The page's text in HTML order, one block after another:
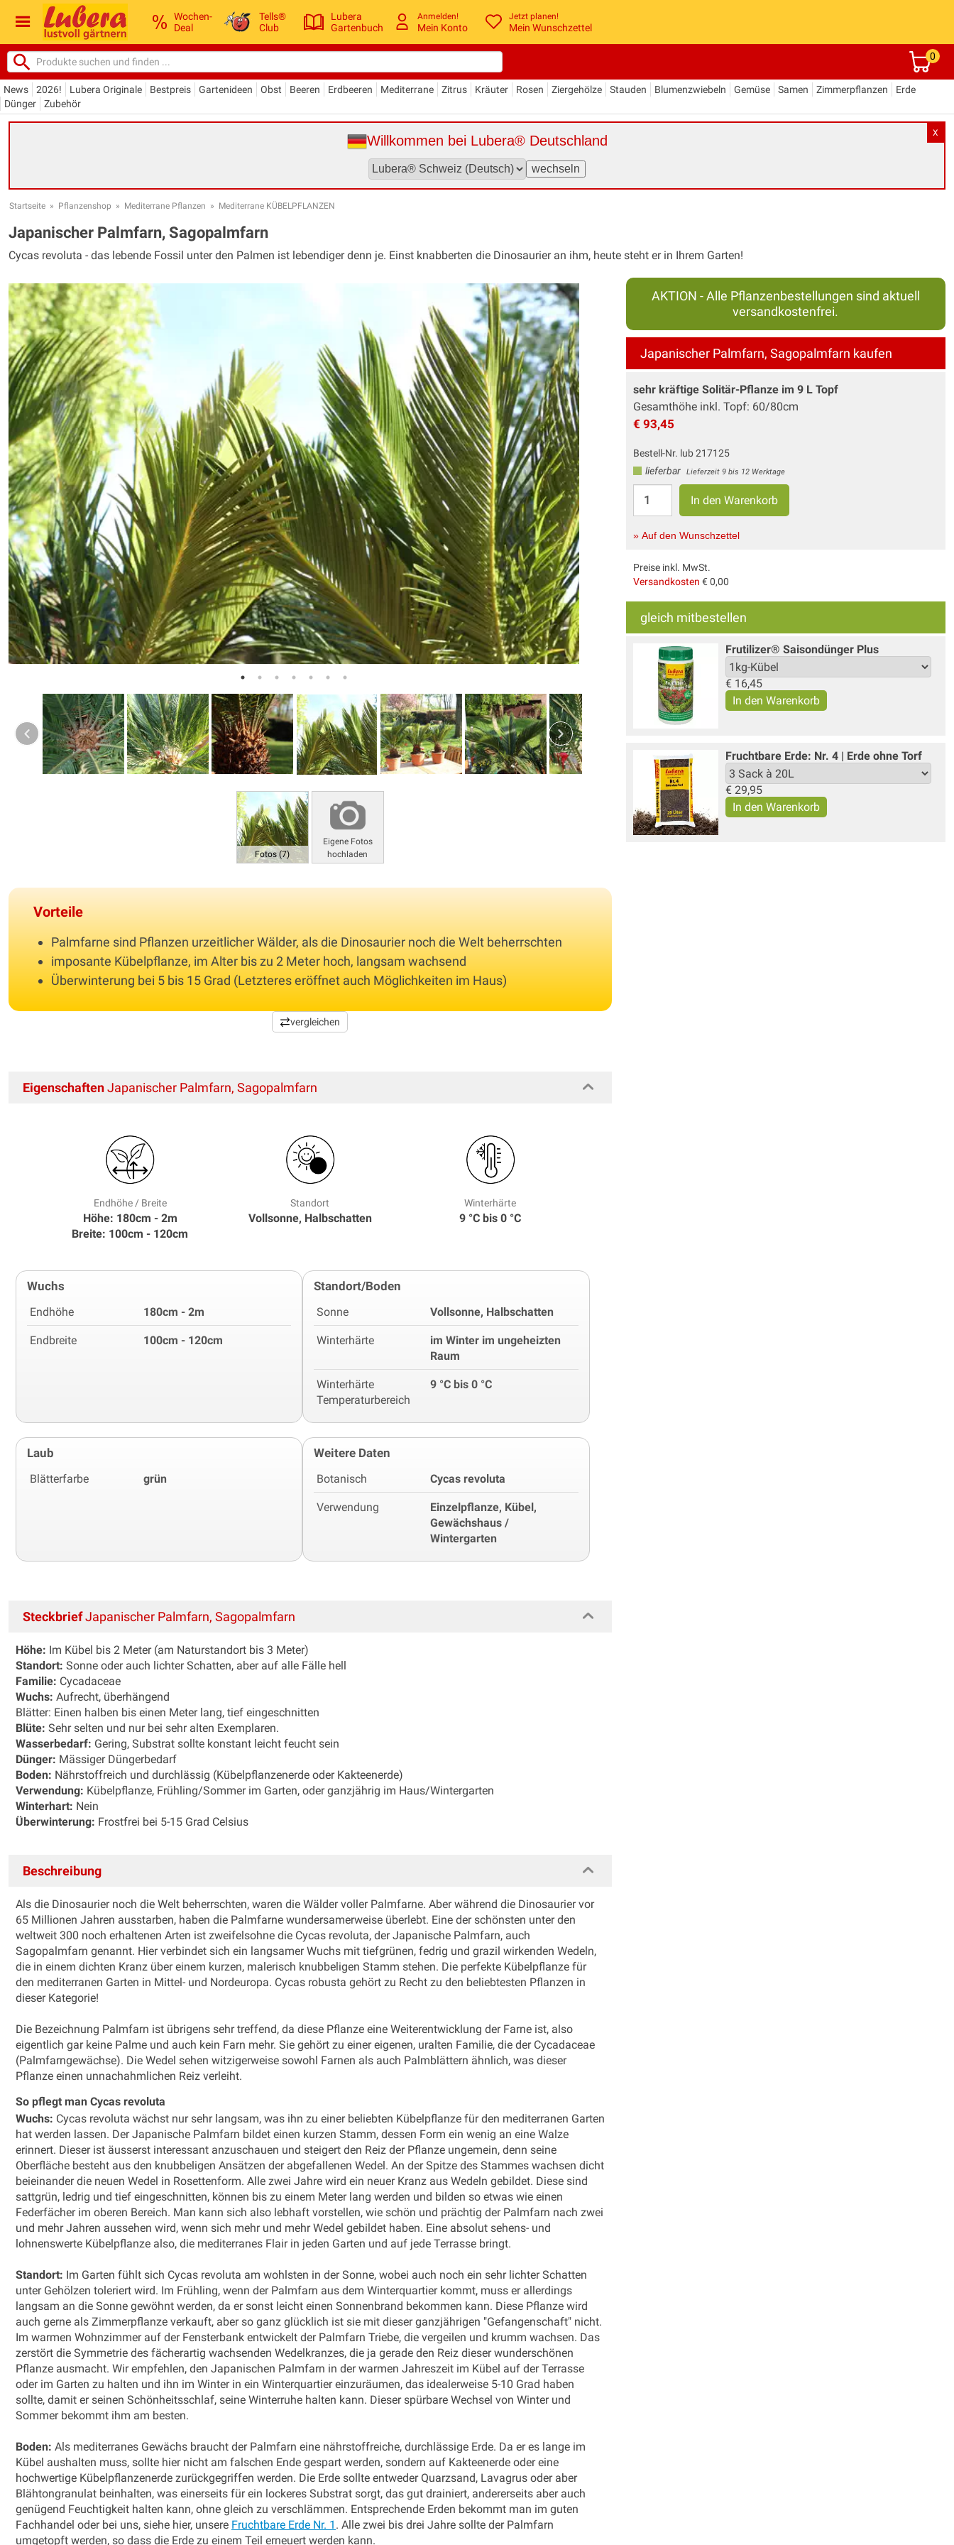
Wochen-
Deal
Tells®
Club
Lubera
Gartenbuch
Anmelden!
Mein Konto
Jetzt planen!
Mein Wunschzettel
0
News 2026! Lubera Originale Bestpreis Gartenideen Obst Beeren Erdbeeren Mediterrane Zitrus Kräuter Rosen Ziergehölze Stauden Blumenzwiebeln Gemüse Samen Zimmerpflanzen
Erde
Dünger
Zubehör
X
Willkommen bei Lubera® Deutschland
Startseite » Pflanzenshop » Mediterrane Pflanzen » Mediterrane KÜBELPFLANZEN
Japanischer Palmfarn, Sagopalmfarn
Cycas revoluta - das lebende Fossil unter den Palmen ist lebendiger denn je. Einst knabberten die Dinosaurier an ihm, heute steht er in Ihrem Garten!
Fotos (7)
Eigene Fotos
hochladen
Vorteile
Palmfarne sind Pflanzen urzeitlicher Wälder, als die Dinosaurier noch die Welt beherrschten
imposante Kübelpflanze, im Alter bis zu 2 Meter hoch, langsam wachsend
Überwinterung bei 5 bis 15 Grad (Letzteres eröffnet auch Möglichkeiten im Haus)
vergleichen
AKTION - Alle Pflanzenbestellungen sind aktuell
versandkostenfrei.
Japanischer Palmfarn, Sagopalmfarn kaufen
sehr kräftige Solitär-Pflanze im 9 L Topf
Gesamthöhe inkl. Topf: 60/80cm
€ 93,45
Bestell-Nr. lub 217125
lieferbar
Lieferzeit 9 bis 12 Werktage
» Auf den Wunschzettel
Preise inkl. MwSt.
Versandkosten € 0,00
gleich mitbestellen
Frutilizer® Saisondünger Plus
€ 16,45
Fruchtbare Erde: Nr. 4 | Erde ohne Torf
€ 29,95
EigenschaftenJapanischer Palmfarn, Sagopalmfarn
Endhöhe / Breite
Höhe: 180cm - 2m
Breite: 100cm - 120cm
Standort
Vollsonne, Halbschatten
Winterhärte
9 °C bis 0 °C
Wuchs
Endhöhe 180cm - 2m
Endbreite 100cm - 120cm
Standort/Boden
Sonne Vollsonne, Halbschatten
Winterhärte
im Winter im ungeheizten
Raum
Winterhärte
Temperaturbereich
9 °C bis 0 °C
Laub
Blätterfarbe grün
Weitere Daten
Botanisch Cycas revoluta
Verwendung
Einzelpflanze, Kübel,
Gewächshaus /
Wintergarten
SteckbriefJapanischer Palmfarn, Sagopalmfarn
Höhe: Im Kübel bis 2 Meter (am Naturstandort bis 3 Meter)
Standort: Sonne oder auch lichter Schatten, aber auf alle Fälle hell
Familie: Cycadaceae
Wuchs: Aufrecht, überhängend
Blätter: Einen halben bis einen Meter lang, tief eingeschnitten
Blüte: Sehr selten und nur bei sehr alten Exemplaren.
Wasserbedarf: Gering, Substrat sollte konstant leicht feucht sein
Dünger: Mässiger Düngerbedarf
Boden: Nährstoffreich und durchlässig (Kübelpflanzenerde oder Kakteenerde)
Verwendung: Kübelpflanze, Frühling/Sommer im Garten, oder ganzjährig im Haus/Wintergarten
Winterhart: Nein
Überwinterung: Frostfrei bei 5-15 Grad Celsius
Beschreibung
Als die Dinosaurier noch die Welt beherrschten, waren die Wälder voller Palmfarne. Aber während die Dinosaurier vor
65 Millionen Jahren ausstarben, haben die Palmfarne wundersamerweise überlebt. Eine der schönsten unter den
weltweit 300 noch erhaltenen Arten ist zweifelsohne die Cycas revoluta, der Japanische Palmfarn, auch
Sagopalmfarn genannt. Hier verbindet sich ein langsamer Wuchs mit tiefgrünen, fedrig und grazil wirkenden Wedeln,
die in einem dichten Kranz über einem kurzen, malerisch knubbeligen Stamm stehen. Die perfekte Kübelpflanze für
den mediterranen Garten in Mittel- und Nordeuropa. Cycas robusta gehört zu Recht zu den beliebtesten Pflanzen in
dieser Kategorie!
Die Bezeichnung Palmfarn ist übrigens sehr treffend, da diese Pflanze eine Weiterentwicklung der Farne ist, also
eigentlich gar keine Palme und auch kein Farn mehr. Sie gehört zu einer eigenen, uralten Familie, die der Cycadaceae
(Palmfarngewächse). Die Wedel sehen witzigerweise sowohl Farnen als auch Palmblättern ähnlich, was dieser
Pflanze einen unnachahmlichen Reiz verleiht.
So pflegt man Cycas revoluta
Wuchs: Cycas revoluta wächst nur sehr langsam, was ihn zu einer beliebten Kübelpflanze für den mediterranen Garten
hat werden lassen. Der Japanische Palmfarn bildet einen kurzen Stamm, dessen Form ein wenig an eine Walze
erinnert. Dieser ist äusserst interessant anzuschauen und steigert den Reiz der Pflanze ungemein, denn seine
Oberfläche besteht aus den knubbeligen Ansätzen der abgefallenen Wedel. An der Spitze des Stammes wachsen dicht
beieinander die neuen Wedel in Rosettenform. Alle zwei Jahre wird ein neuer Kranz aus Wedeln gebildet. Diese sind
sattgrün, ledrig und tief eingeschnitten, können bis zu einem Meter lang werden und bilden so etwas wie einen
Federfächer im oberen Bereich. Man kann sich also lebhaft vorstellen, wie schön und prächtig der Palmfarn nach zwei
und mehr Jahren aussehen wird, wenn sich mehr und mehr Wedel gebildet haben. Eine absolut sehens- und
lohnenswerte Kübelpflanze also, die mediterranes Flair in jeden Garten und auf jede Terrasse bringt.
Standort: Im Garten fühlt sich Cycas revoluta am wohlsten in der Sonne, wobei auch noch ein sehr lichter Schatten
unter Gehölzen toleriert wird. Im Frühling, wenn der Palmfarn aus dem Winterquartier kommt, muss er allerdings
langsam an die Sonne gewöhnt werden, da er sonst leicht einen Sonnenbrand bekommen kann. Diese Pflanze wird
auch gerne als Zimmerpflanze verkauft, aber so ganz glücklich ist sie mit dieser ganzjährigen "Gefangenschaft" nicht.
Im warmen Wohnzimmer auf der Fensterbank entwickelt der Palmfarn Triebe, die vergeilen und krumm wachsen. Das
zerstört die Symmetrie des fächerartig wachsenden Wedelkranzes, die ja gerade den Reiz dieser wunderschönen
Pflanze ausmacht. Wir empfehlen, den Japanischen Palmfarn in der warmen Jahreszeit im Kübel auf der Terrasse
oder im Garten zu halten und ihn im Winter in ein Winterquartier einzuräumen, das idealerweise 5-10 Grad haben
sollte, damit er seinen Schönheitsschlaf, seine Winterruhe halten kann. Dieser spürbare Wechsel von Winter und
Sommer bekommt ihm am besten.
Boden: Als mediterranes Gewächs braucht der Palmfarn eine nährstoffreiche, durchlässige Erde. Da er es lange im
Kübel aushalten muss, sollte hier nicht am falschen Ende gespart werden, sondern auf Kakteenerde oder eine
hochwertige Kübelpflanzenerde zurückgegriffen werden. Die Erde sollte entweder Quarzsand, Lavagrus oder aber
Blähtongranulat beinhalten, was einerseits für ein lockeres Substrat sorgt, das gut drainiert, andererseits aber auch
genügend Feuchtigkeit halten kann, ohne gleich zu verschlämmen. Entsprechende Erden bekommt man im guten
Fachhandel oder bei uns, siehe hier, unsere Fruchtbare Erde Nr. 1 . Alle zwei bis drei Jahre sollte der Palmfarn
umgetopft werden, so dass die Erde zu einem Teil erneuert werden kann.